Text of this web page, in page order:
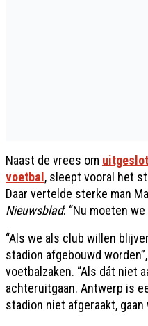
Naast de vrees om
voetbal , sleept vooral het
Daar vertelde sterke man
Nieuwsblad: “Nu moeten
“Als we als club willen
stadion afgebouwd
voetbalzaken. “Als dát niet
achteruitgaan. Antwerp is
stadion niet afgeraakt,